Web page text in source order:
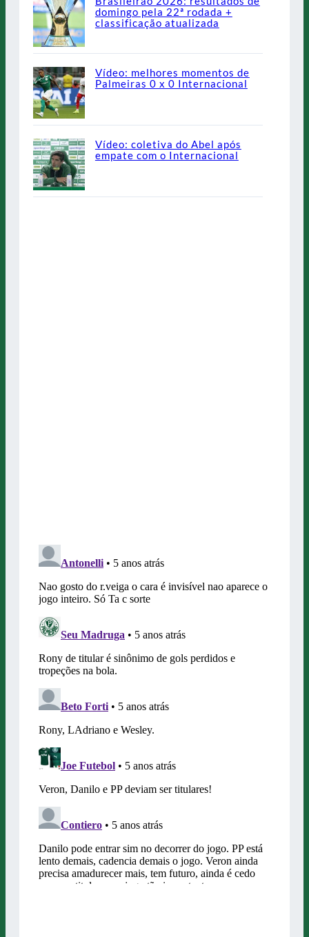
domingo pela 22ª rodada +
classificação atualizada
Vídeo: melhores momentos de
Palmeiras 0 x 0 Internacional
Vídeo: coletiva do Abel após
empate com o Internacional